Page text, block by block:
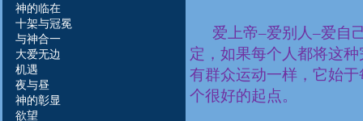
神的临在
十架与冠冕
与神合一
大爱无边
机遇
夜与昼
神的彰显
欲望
爱上帝–爱别人–爱自
定，如果每个人都将这
有群众运动一样，它始
个很好的起点。